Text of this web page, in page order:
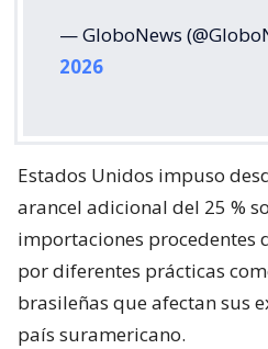
— GloboNews
2026
Estados Unidos impuso
arancel adicional del 25 %
importaciones procedentes
por diferentes prácticas
brasileñas que afectan sus
país suramericano.